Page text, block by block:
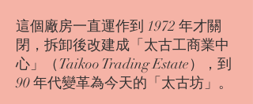
這個廠房一直運作到 1972 年才關
閉，拆卸後改建成「太古工商業中
心」（Taikoo Trading Estate），到
90 年代變革為今天的「太古坊」。